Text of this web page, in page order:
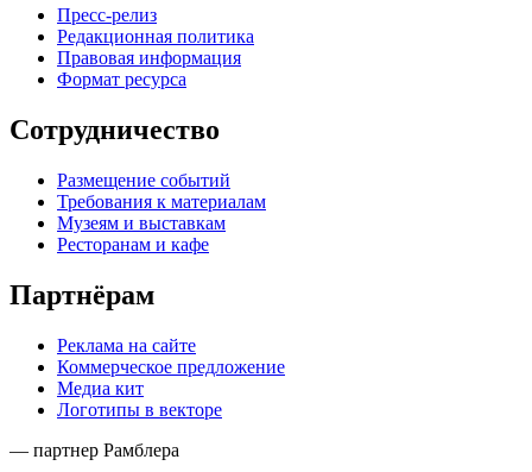
Пресс-релиз
Редакционная политика
Правовая информация
Формат ресурса
Сотрудничество
Размещение событий
Требования к материалам
Музеям и выставкам
Ресторанам и кафе
Партнёрам
Реклама на сайте
Коммерческое предложение
Медиа кит
Логотипы в векторе
— партнер Рамблера